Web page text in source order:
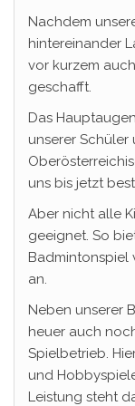
Nachdem
hintereinander
vor kurzem
geschafft.
Das
unserer Schüler
uns bis jetzt
Aber nicht alle
geeignet. So
Badmintonspiel
an.
Neben unserer
heuer auch
Spielbetrieb.
und
Leistung steht